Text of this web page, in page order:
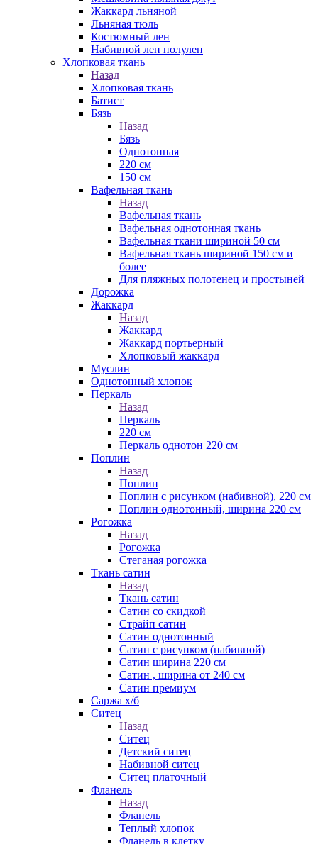
Жаккард льняной
Льняная тюль
Костюмный лен
Набивной лен полулен
Хлопковая ткань
Назад
Хлопковая ткань
Батист
Бязь
Назад
Бязь
Однотонная
220 см
150 см
Вафельная ткань
Назад
Вафельная ткань
Вафельная однотонная ткань
Вафельная ткани шириной 50 см
Вафельная ткань шириной 150 см и
более
Для пляжных полотенец и простыней
Дорожка
Жаккард
Назад
Жаккард
Жаккард портьерный
Хлопковый жаккард
Муслин
Однотонный хлопок
Перкаль
Назад
Перкаль
220 см
Перкаль однотон 220 см
Поплин
Назад
Поплин
Поплин с рисунком (набивной), 220 см
Поплин однотонный, ширина 220 см
Рогожка
Назад
Рогожка
Стеганая рогожка
Ткань сатин
Назад
Ткань сатин
Сатин со скидкой
Страйп сатин
Сатин однотонный
Сатин с рисунком (набивной)
Сатин ширина 220 см
Сатин , ширина от 240 см
Сатин премиум
Саржа х/б
Ситец
Назад
Ситец
Детский ситец
Набивной ситец
Ситец платочный
Фланель
Назад
Фланель
Теплый хлопок
Фланель в клетку